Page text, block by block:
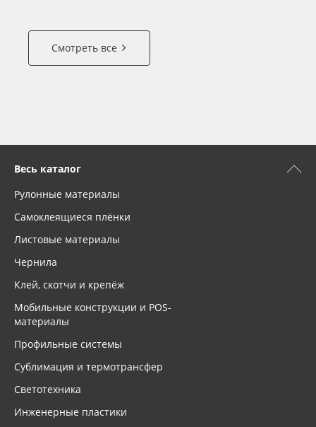
Смотреть все
Весь каталог
Рулонные материалы
Самоклеящиеся плёнки
Листовые материалы
Чернила
Клей, скотчи и крепёж
Мобильные конструкции и POS-
материалы
Профильные системы
Сублимация и термотрансфер
Светотехника
Инженерные пластики